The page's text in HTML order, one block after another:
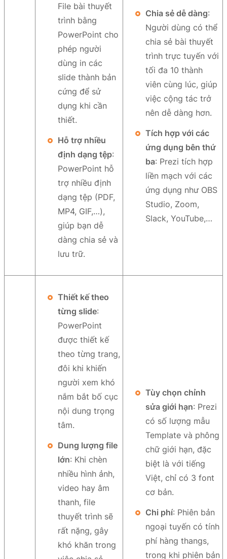
File bài thuyết
trình bằng
PowerPoint cho
phép người
dùng in các
slide thành bản
cứng để sử
dụng khi cần
thiết.
Hỗ trợ nhiều
định dạng tệp:
PowerPoint hỗ
trợ nhiều định
dạng tệp (PDF,
MP4, GIF,…),
giúp bạn dễ
dàng chia sẻ và
lưu trữ.
Chia sẻ dễ dàng:
Người dùng có thể
chia sẻ bài thuyết
trình trực tuyến với
tối đa 10 thành
viên cùng lúc, giúp
việc cộng tác trở
nên dễ dàng hơn.
Tích hợp với các
ứng dụng bên thứ
ba: Prezi tích hợp
liền mạch với các
ứng dụng như OBS
Studio, Zoom,
Slack, YouTube,…
Thiết kế theo
từng slide:
PowerPoint
được thiết kế
theo từng trang,
đôi khi khiến
người xem khó
nắm bắt bố cục
nội dung trọng
tâm.
Dung lượng file
lớn: Khi chèn
nhiều hình ảnh,
video hay âm
thanh, file
thuyết trình sẽ
rất nặng, gây
khó khăn trong
Tùy chọn chỉnh
sửa giới hạn: Prezi
có số lượng mẫu
Template và phông
chữ giới hạn, đặc
biệt là với tiếng
Việt, chỉ có 3 font
cơ bản.
Chi phí: Phiên bản
ngoại tuyến có tính
phí hàng thangs,
trong khi phiên bản